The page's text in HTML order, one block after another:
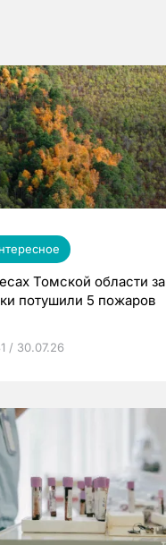
Томской области за
потушили 5 пожаров
/ 30.07.26